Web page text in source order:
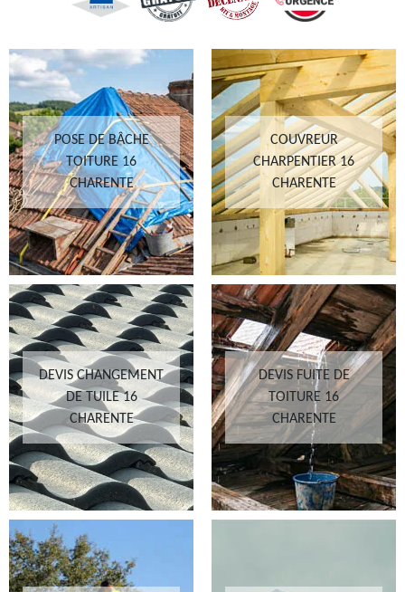
POSE DE BÂCHE
TOITURE 16
CHARENTE
COUVREUR
CHARPENTIER 16
CHARENTE
DEVIS CHANGEMENT
DE TUILE 16
CHARENTE
DEVIS FUITE DE
TOITURE 16
CHARENTE